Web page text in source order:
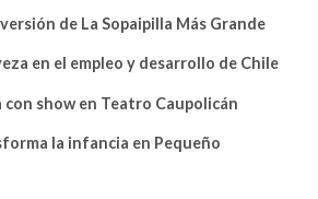
de La Sopaipilla Más Grande
en el empleo y desarrollo de Chile
con show en Teatro Caupolicán
la infancia en Pequeño